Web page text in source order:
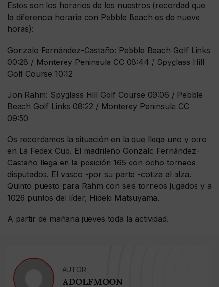
Estos son los horarios de los nuestros (recordad que
la diferencia horaria con Pebble Beach es de nueve
horas):
Gonzalo Fernández-Castaño: Pebble Beach Golf Links
09:28 / Monterey Peninsula CC 08:44 / Spyglass Hill
Golf Course 10:12
Jon Rahm: Spyglass Hill Golf Course 09:06 / Pebble
Beach Golf Links 08:22 / Monterey Peninsula CC
09:50
Os recordamos la situación en la que llega uno y otro
en La Fedex Cup. El madrileño Gonzalo Fernández-
Castaño llega en la posición 165 con ocho torneos
disputados. El vasco -por su parte -cotiza al alza.
Quinto puesto para Rahm con seis torneos jugados y a
1026 puntos del líder, Hideki Matsuyama.
A partir de mañana jueves toda la actividad.
AUTOR
ADOLFMOON